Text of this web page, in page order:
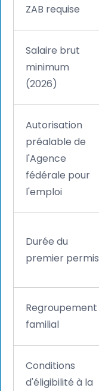
ZAB requise
Salaire brut
minimum
(2026)
Autorisation
préalable de
l'Agence
fédérale pour
l'emploi
Durée du
premier permis
Regroupement
familial
Conditions
d'éligibilité à la